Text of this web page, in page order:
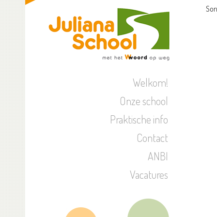
Welkom!
Onze school
Praktische info
Contact
ANBI
Vacatures